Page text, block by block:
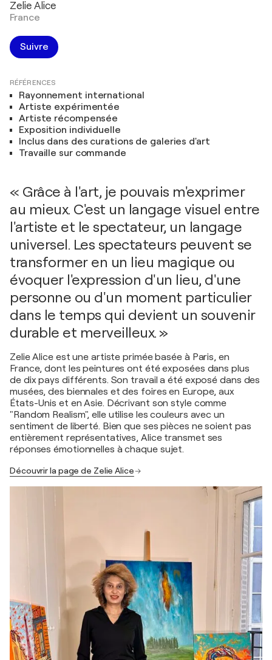
Zelie Alice
France
Suivre
RÉFÉRENCES
Rayonnement international
Artiste expérimentée
Artiste récompensée
Exposition individuelle
Inclus dans des curations de galeries d'art
Travaille sur commande
« Grâce à l'art, je pouvais m'exprimer
au mieux. C'est un langage visuel entre
l'artiste et le spectateur, un langage
universel. Les spectateurs peuvent se
transformer en un lieu magique ou
évoquer l'expression d'un lieu, d'une
personne ou d'un moment particulier
dans le temps qui devient un souvenir
durable et merveilleux. »
Zelie Alice est une artiste primée basée à Paris, en
France, dont les peintures ont été exposées dans plus
de dix pays différents. Son travail a été exposé dans des
musées, des biennales et des foires en Europe, aux
États-Unis et en Asie. Décrivant son style comme
"Random Realism", elle utilise les couleurs avec un
sentiment de liberté. Bien que ses pièces ne soient pas
entièrement représentatives, Alice transmet ses
réponses émotionnelles à chaque sujet.
Découvrir la page de Zelie Alice